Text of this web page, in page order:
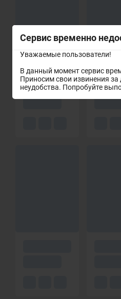
Сервис временно
Уважаемые пользователи!
В данный момент сервис
Приносим свои извинения
неудобства. Попробуйте